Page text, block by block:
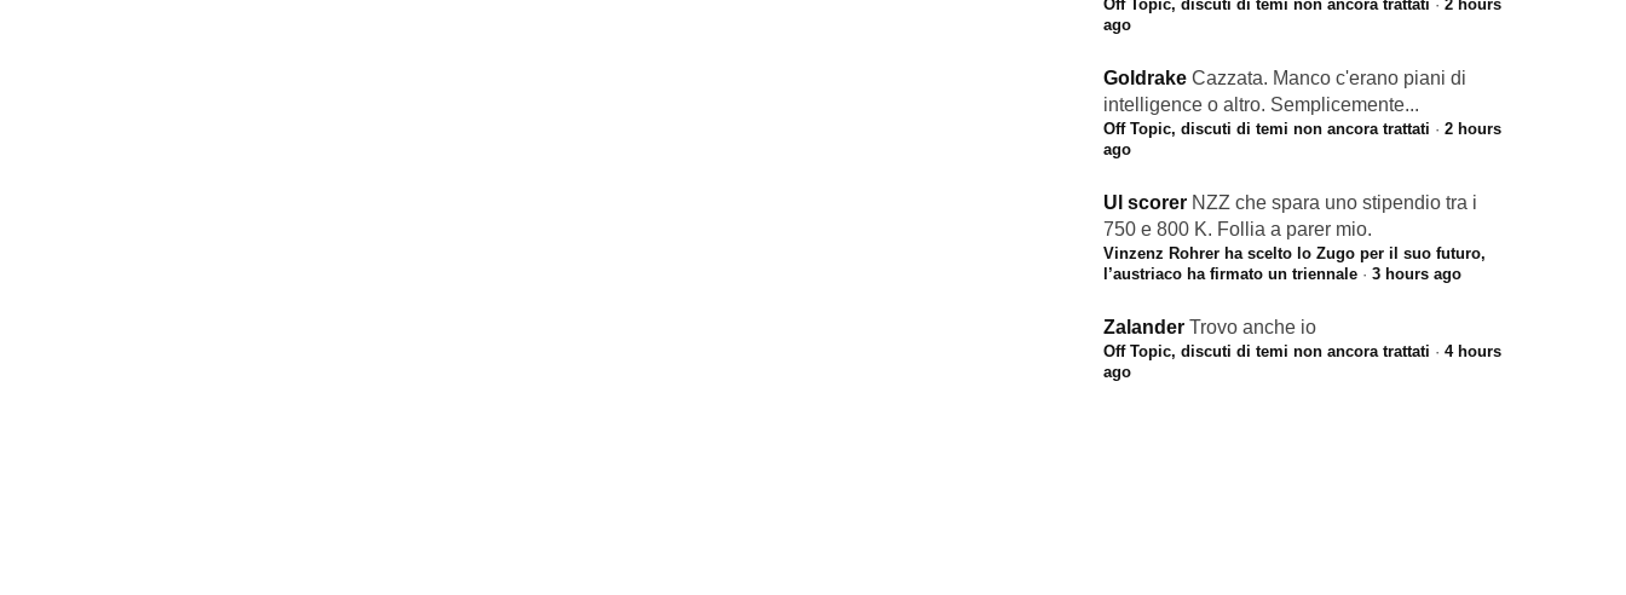
Off Topic, discuti di temi non ancora trattati · 2 hours
ago
Goldrake Cazzata. Manco c'erano piani di
intelligence o altro. Semplicemente...
Off Topic, discuti di temi non ancora trattati · 2 hours
ago
Ul scorer NZZ che spara uno stipendio tra i
750 e 800 K. Follia a parer mio.
Vinzenz Rohrer ha scelto lo Zugo per il suo futuro,
l’austriaco ha firmato un triennale · 3 hours ago
Zalander Trovo anche io
Off Topic, discuti di temi non ancora trattati · 4 hours
ago